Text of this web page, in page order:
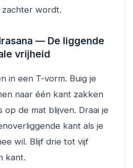
zachter wordt.
— De liggende
vrijheid
in een T-vorm. Buig je
naar één kant zakken
op de mat blijven. Draai je
kant als je
wil. Blijf drie tot vijf
kant.